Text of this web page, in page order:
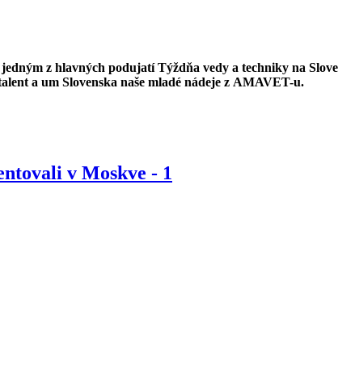
z hlavných podujatí Týždňa vedy a techniky na
a um Slovenska naše mladé nádeje z AMAVET-u.
v Moskve - 1